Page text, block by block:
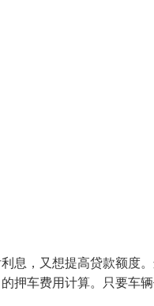
息，又想提高贷款额度
押车费用计算。只要车